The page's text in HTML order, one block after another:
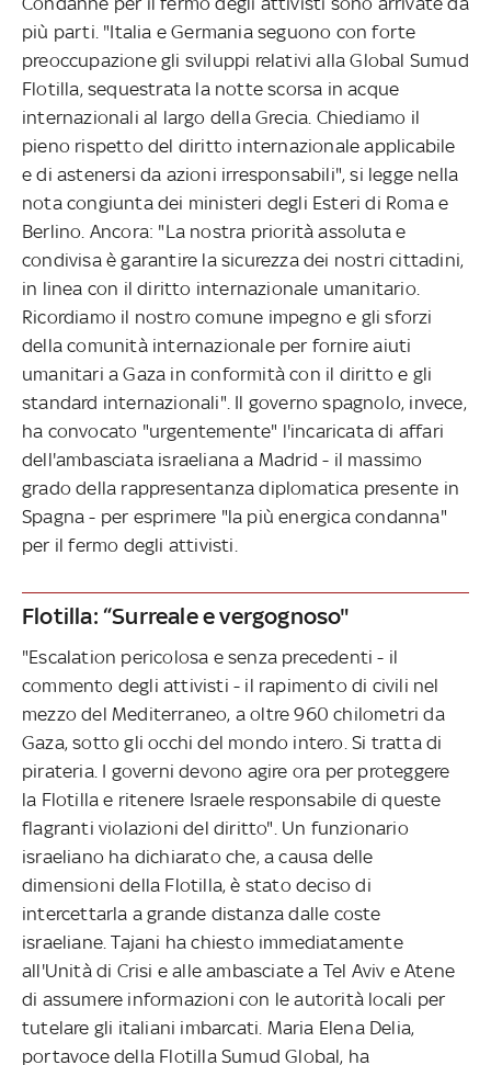
più parti. "Italia e Germania seguono con forte
preoccupazione gli sviluppi relativi alla Global Sumud
Flotilla, sequestrata la notte scorsa in acque
internazionali al largo della Grecia. Chiediamo il
pieno rispetto del diritto internazionale applicabile
e di astenersi da azioni irresponsabili", si legge nella
nota congiunta dei ministeri degli Esteri di Roma e
Berlino. Ancora: "La nostra priorità assoluta e
condivisa è garantire la sicurezza dei nostri cittadini,
in linea con il diritto internazionale umanitario.
Ricordiamo il nostro comune impegno e gli sforzi
della comunità internazionale per fornire aiuti
umanitari a Gaza in conformità con il diritto e gli
standard internazionali". Il governo spagnolo, invece,
ha convocato "urgentemente" l'incaricata di affari
dell'ambasciata israeliana a Madrid - il massimo
grado della rappresentanza diplomatica presente in
Spagna - per esprimere "la più energica condanna"
per il fermo degli attivisti.
Flotilla: “Surreale e vergognoso"
"Escalation pericolosa e senza precedenti - il
commento degli attivisti - il rapimento di civili nel
mezzo del Mediterraneo, a oltre 960 chilometri da
Gaza, sotto gli occhi del mondo intero. Si tratta di
pirateria. I governi devono agire ora per proteggere
la Flotilla e ritenere Israele responsabile di queste
flagranti violazioni del diritto". Un funzionario
israeliano ha dichiarato che, a causa delle
dimensioni della Flotilla, è stato deciso di
intercettarla a grande distanza dalle coste
israeliane. Tajani ha chiesto immediatamente
all'Unità di Crisi e alle ambasciate a Tel Aviv e Atene
di assumere informazioni con le autorità locali per
tutelare gli italiani imbarcati. Maria Elena Delia,
portavoce della Flotilla Sumud Global, ha